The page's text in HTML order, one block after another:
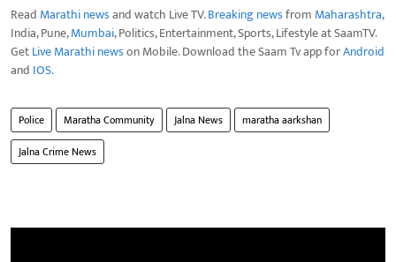
Read Marathi newsand watch Live TV.Breaking newsfrom Maharashtra,
India, Pune,Mumbai, Politics, Entertainment, Sports, Lifestyle at SaamTV.
GetLive Marathi newson Mobile. Download the Saam Tv app forAndroid
and IOS.
Police Maratha Community Jalna News
maratha aarkshan
Jalna Crime News